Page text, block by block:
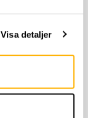
Visa detaljer
Herr D112